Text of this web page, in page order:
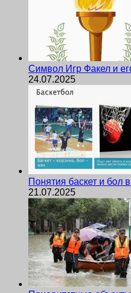
Символ Игр Факел и
24.07.2025
Понятия баскет и бол
21.07.2025